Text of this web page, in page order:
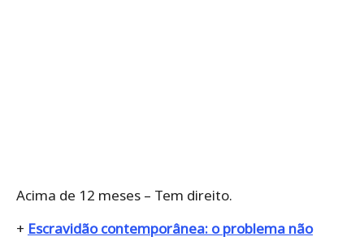
Acima de 12 meses – Tem direito.
+ Escravidão contemporânea: o problema não